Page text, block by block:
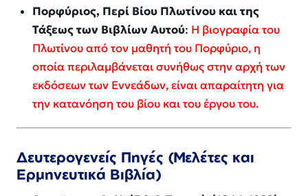
Πορφύριος, Περί Βίου Πλωτίνου και της
Τάξεως των Βιβλίων Αυτού: Η βιογραφία του
Πλωτίνου από τον μαθητή του Πορφύριο, η
οποία περιλαμβάνεται συνήθως στην αρχή των
εκδόσεων των Εννεάδων, είναι απαραίτητη για
την κατανόηση του βίου και του έργου του.
Δευτερογενείς Πηγές (Μελέτες και
Ερμηνευτικά Βιβλία)